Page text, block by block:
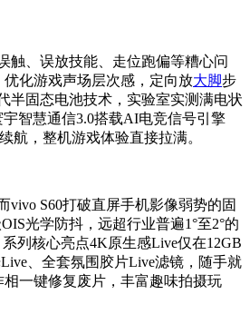
触、误放技能、走位跑偏等糟心问
化游戏声场层次感，定向放大脚步
半固态电池技术，实验室实测满电状
智慧通信3.0搭载AI电竞信号引擎
航，整机游戏体验直接拉满。
S60打破直屏手机影像弱势的固
光学防抖，远超行业普遍1°至2°的
列核心亮点4K原生感Live仅在12GB
、全套氛围胶片Live滤镜，随手就
一键修复废片，丰富趣味拍摄玩